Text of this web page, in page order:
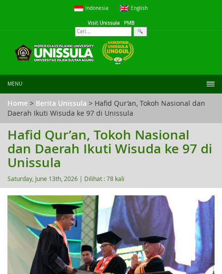
Indonesia English
Visit Unissula PMB
MENU
Home > Berita Unissula > Hafid Qur’an, Tokoh Nasional dan
Daerah Ikuti Wisuda ke 97 di Unissula
Hafid Qur’an, Tokoh Nasional
dan Daerah Ikuti Wisuda ke 97 di
Unissula
Saturday, June 13th, 2026 | Dilihat : 78 kali